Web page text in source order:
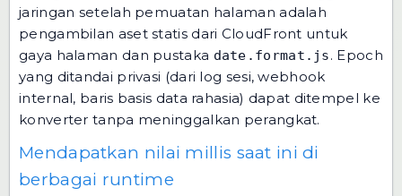
jaringan setelah pemuatan halaman adalah
pengambilan aset statis dari CloudFront untuk
gaya halaman dan pustaka date.format.js. Epoch
yang ditandai privasi (dari log sesi, webhook
internal, baris basis data rahasia) dapat ditempel ke
konverter tanpa meninggalkan perangkat.
Mendapatkan nilai millis saat ini di
berbagai runtime